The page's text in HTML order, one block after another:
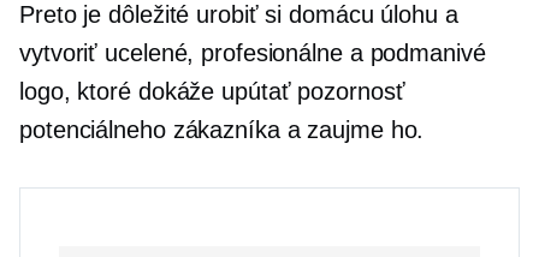
Preto je dôležité urobiť si domácu úlohu a
vytvoriť ucelené, profesionálne a podmanivé
logo, ktoré dokáže upútať pozornosť
potenciálneho zákazníka a zaujme ho.